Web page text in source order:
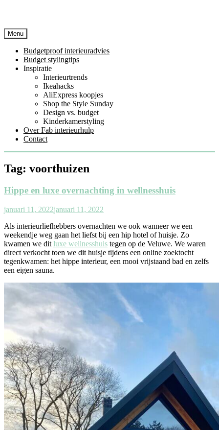
Menu
Budgetproof interieuradvies
Budget stylingtips
Inspiratie
Interieurtrends
Ikeahacks
AliExpress koopjes
Shop the Style Sunday
Design vs. budget
Kinderkamerstyling
Over Fab interieurhulp
Contact
Tag: voorthuizen
Hippe en luxe overnachting in wellnesshuis
januari 11, 2022januari 11, 2022
Als interieurliefhebbers overnachten we ook wanneer we een
weekendje weg gaan het liefst bij een hip hotel of huisje. Zo
kwamen we dit luxe wellnesshuis tegen op de Veluwe. We waren
direct verkocht toen we dit huisje tijdens een online zoektocht
tegenkwamen: het hippe interieur, een mooi vrijstaand bad en zelfs
een eigen sauna.